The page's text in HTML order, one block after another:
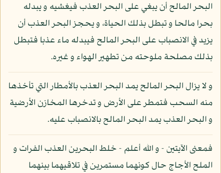
البحر المالح أن يبغي على البحر العذب فيغشيه و يبدله
بحرا مالحا و تبطل بذلك الحياة، و يحجز البحر العذب أن
يزيد في الانصباب على البحر المالح فيبدله ماء عذبا فتبطل
بذلك مصلحة ملوحته من تطهير الهواء و غيره.
و لا يزال البحر المالح يمد البحر العذب بالأمطار التي تأخذها
منه السحب فتمطر على الأرض و تدخرها المخازن الأرضية
و البحر العذب يمد البحر المالح بالانصباب عليه.
فمعنى الآيتين - و الله أعلم - خلط البحرين العذب الفرات و
الملح الأجاج حال كونهما مستمرين في تلاقيهما بينهما